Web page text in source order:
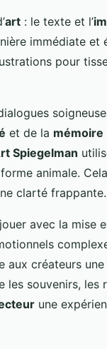
art : le texte et l’
immédiate et
pour
et de la mémoire
Spiegelman
animale.
clarté frappante.
avec la mise
aux créateurs
souvenirs, les
une